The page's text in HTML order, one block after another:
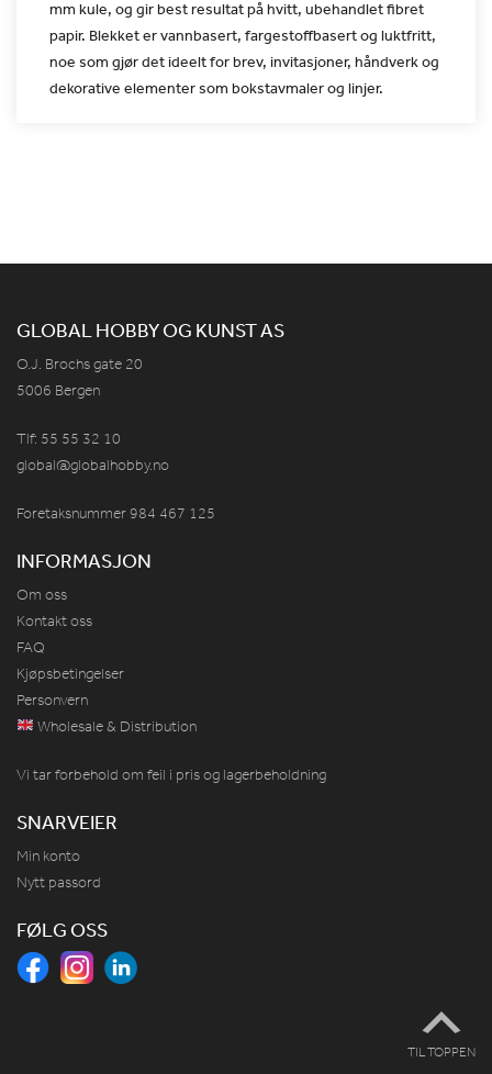
mm kule, og girbest resultat på hvitt, ubehandlet fibret
papir. Blekket ervannbasert, fargestoffbasert og luktfritt,
noe som gjør det ideeltfor brev, invitasjoner, håndverk og
dekorative elementer som bokstavmaler og linjer.
GLOBAL HOBBY OG KUNST AS
O.J. Brochs gate 20
5006 Bergen
Tlf: 55 55 32 10
global@globalhobby.no
Foretaksnummer 984 467 125
INFORMASJON
Om oss
Kontakt oss
FAQ
Kjøpsbetingelser
Personvern
Wholesale & Distribution
Vi tar forbehold om feil i pris og lagerbeholdning
SNARVEIER
Min konto
Nytt passord
FØLG OSS
TIL TOPPEN